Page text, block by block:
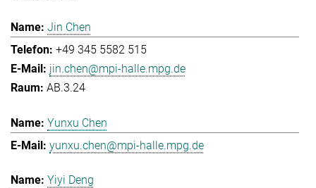
Jin Chen
+49 345 5582 515
jin.chen@mpi-halle.mpg.de
AB.3.24
Yunxu Chen
yunxu.chen@mpi-halle.mpg.de
Yiyi Deng